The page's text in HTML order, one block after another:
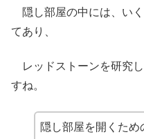
隠し部屋の中には、い
てあり、
レッドストーンを研究
すね。
隠し部屋を開くため